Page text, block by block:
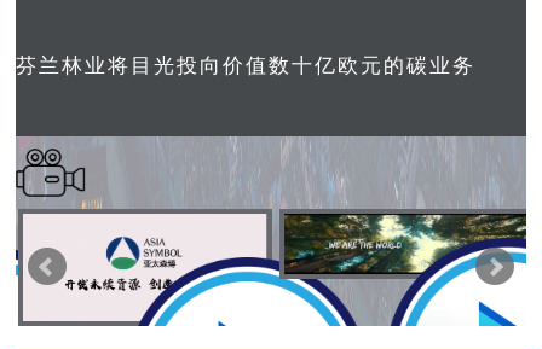
芬兰林业将目光投向价值数十亿欧元的碳业务